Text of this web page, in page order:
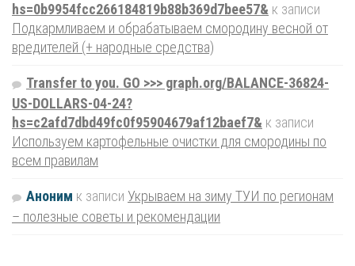
hs=0b9954fcc266184819b88b369d7bee57& к записи
Подкармливаем и обрабатываем смородину весной от
вредителей (+ народные средства)
Transfer to you. GO >>> graph.org/BALANCE-36824-
US-DOLLARS-04-24?
hs=c2afd7dbd49fc0f95904679af12baef7& к записи
Используем картофельные очистки для смородины по
всем правилам
Аноним к записи Укрываем на зиму ТУИ по регионам
– полезные советы и рекомендации